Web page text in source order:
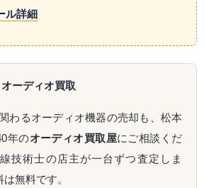
ル詳細
ーディオ買取
わるオーディオ機器の売却も、松本
年のオーディオ買取屋にご相談くだ
技術士の店主が一台ずつ査定しま
無料です。